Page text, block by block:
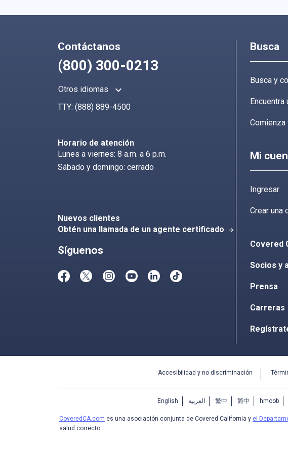
Contáctanos
(800) 300-0213
Otros idiomas keyboard_arrow_up
TTY: (888) 889-4500
Horario de atención
Lunes a viernes: 8 a.m. a 6 p.m.
Sábado y domingo: cerrado
Nuevos clientes
Obtén una llamada de un agente certificado
arrow_forward
Síguenos
Busca
Busca y
Comienza
Mi
Ingresar
Crear una
Covered
Socios y
Prensa
Carreras
Accesibilidad y no discriminación
English العربية 繁中 简中 hmoob
CoveredCA.com es una asociación conjunta de Covered California y el
salud correcto.